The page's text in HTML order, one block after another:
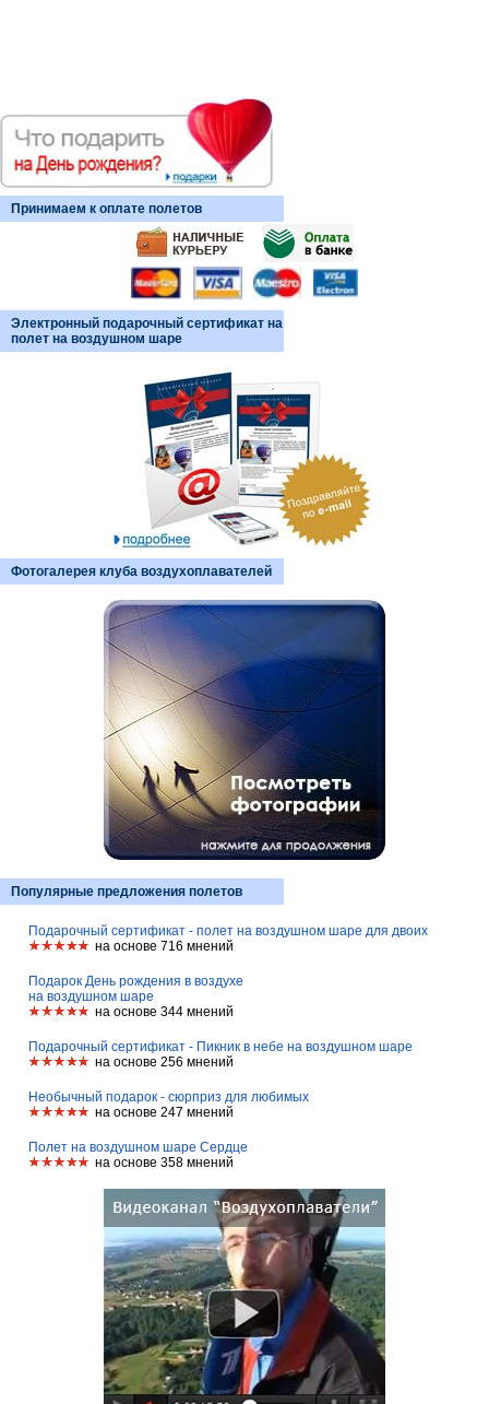
Принимаем к оплате полетов
Электронный подарочный сертификат на
полет на воздушном шаре
Фотогалерея клуба воздухоплавателей
Популярные предложения полетов
Подарочный сертификат - полет на воздушном шаре для двоих
на основе 716 мнений
Подарок День рождения в воздухе
на воздушном шаре
на основе 344 мнений
Подарочный сертификат - Пикник в небе на воздушном шаре
на основе 256 мнений
Необычный подарок - сюрприз для любимых
на основе 247 мнений
Полет на воздушном шаре Сердце
на основе 358 мнений